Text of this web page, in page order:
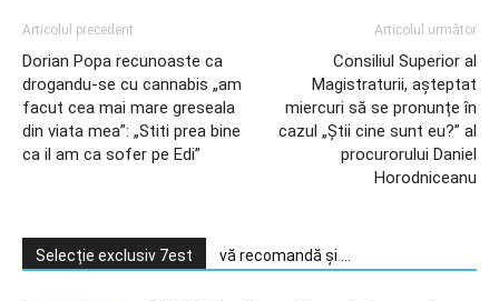
Articolul precedent
Dorian Popa recunoaste ca
drogandu-se cu cannabis „am
facut cea mai mare greseala
din viata mea”: „Stiti prea bine
ca il am ca sofer pe Edi”
Articolul următor
Consiliul Superior al
Magistraturii, așteptat
miercuri să se pronunțe în
cazul „Știi cine sunt eu?” al
procurorului Daniel
Horodniceanu
Selecție exclusiv 7est vă recomandă și ...